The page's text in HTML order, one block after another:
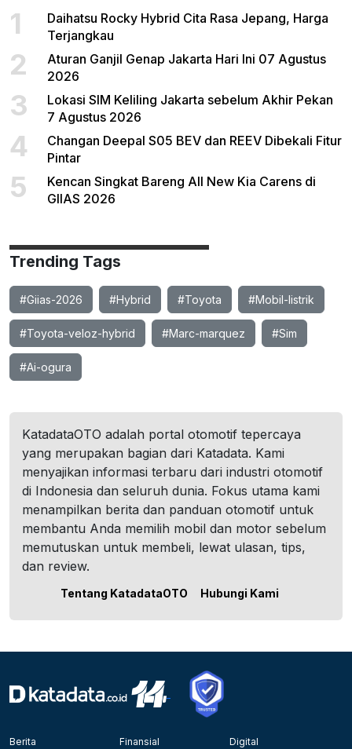
1
Daihatsu Rocky Hybrid Cita Rasa Jepang, Harga
Terjangkau
2
Aturan Ganjil Genap Jakarta Hari Ini 07 Agustus
2026
3
Lokasi SIM Keliling Jakarta sebelum Akhir Pekan
7 Agustus 2026
4
Changan Deepal S05 BEV dan REEV Dibekali Fitur
Pintar
5
Kencan Singkat Bareng All New Kia Carens di
GIIAS 2026
Trending Tags
#Giias-2026 #Hybrid #Toyota #Mobil-listrik
#Toyota-veloz-hybrid #Marc-marquez #Sim
#Ai-ogura
KatadataOTO adalah portal otomotif tepercaya
yang merupakan bagian dari Katadata. Kami
menyajikan informasi terbaru dari industri otomotif
di Indonesia dan seluruh dunia. Fokus utama kami
menampilkan berita dan panduan otomotif untuk
membantu Anda memilih mobil dan motor sebelum
memutuskan untuk membeli, lewat ulasan, tips,
dan review.
Tentang KatadataOTO Hubungi Kami
Berita
Finansial
Digital